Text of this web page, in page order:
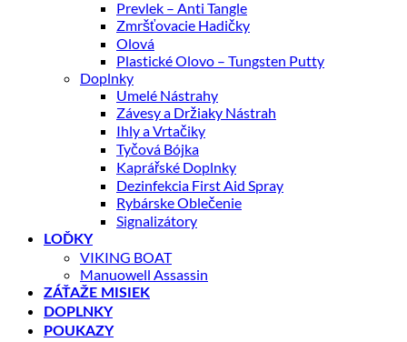
Prevlek – Anti Tangle
Zmršťovacie Hadičky
Olová
Plastické Olovo – Tungsten Putty
Doplnky
Umelé Nástrahy
Závesy a Držiaky Nástrah
Ihly a Vrtačiky
Tyčová Bójka
Kaprářské Doplnky
Dezinfekcia First Aid Spray
Rybárske Oblečenie
Signalizátory
LOĎKY
VIKING BOAT
Manuowell Assassin
ZÁŤAŽE MISIEK
DOPLNKY
POUKAZY